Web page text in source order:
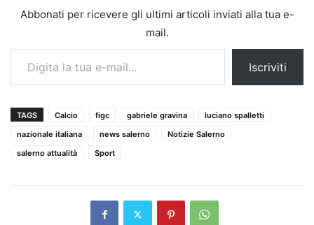
Abbonati per ricevere gli ultimi articoli inviati alla tua e-
mail.
Digita la tua e-mail...
Iscriviti
TAGS Calcio figc gabriele gravina
luciano spalletti
nazionale italiana
news salerno
Notizie Salerno
salerno attualità
Sport